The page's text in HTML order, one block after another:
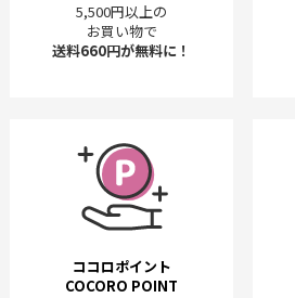
5,500円以上の
お買い物で
送料660円が無料に！
ココロポイント
COCORO POINT